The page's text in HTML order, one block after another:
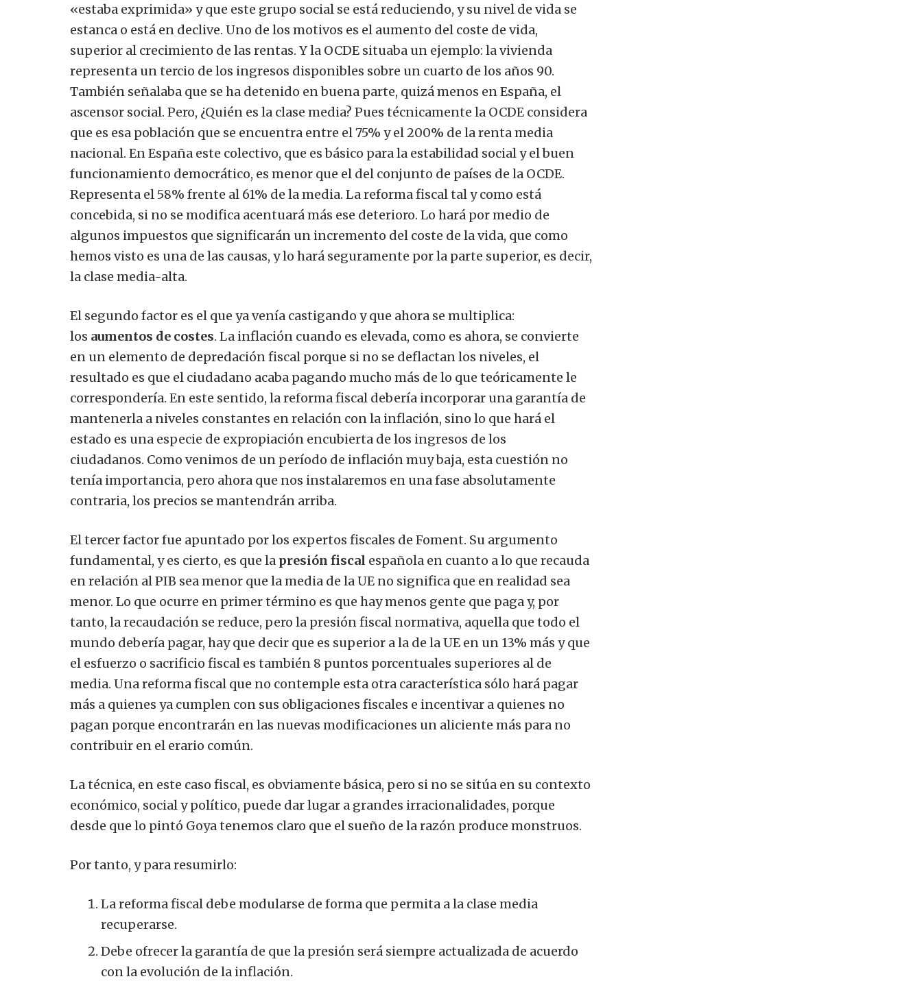
«estaba exprimida» y que este grupo social se está reduciendo, y su nivel de vida se
estanca o está en declive. Uno de los motivos es el aumento del coste de vida,
superior al crecimiento de las rentas. Y la OCDE situaba un ejemplo: la vivienda
representa un tercio de los ingresos disponibles sobre un cuarto de los años 90.
También señalaba que se ha detenido en buena parte, quizá menos en España, el
ascensor social. Pero, ¿Quién es la clase media? Pues técnicamente la OCDE considera
que es esa población que se encuentra entre el 75% y el 200% de la renta media
nacional. En España este colectivo, que es básico para la estabilidad social y el buen
funcionamiento democrático, es menor que el del conjunto de países de la OCDE.
Representa el 58% frente al 61% de la media. La reforma fiscal tal y como está
concebida, si no se modifica acentuará más ese deterioro. Lo hará por medio de
algunos impuestos que significarán un incremento del coste de la vida, que como
hemos visto es una de las causas, y lo hará seguramente por la parte superior, es decir,
la clase media-alta.
El segundo factor es el que ya venía castigando y que ahora se multiplica:
los aumentos de costes. La inflación cuando es elevada, como es ahora, se convierte
en un elemento de depredación fiscal porque si no se deflactan los niveles, el
resultado es que el ciudadano acaba pagando mucho más de lo que teóricamente le
correspondería. En este sentido, la reforma fiscal debería incorporar una garantía de
mantenerla a niveles constantes en relación con la inflación, sino lo que hará el
estado es una especie de expropiación encubierta de los ingresos de los
ciudadanos. Como venimos de un período de inflación muy baja, esta cuestión no
tenía importancia, pero ahora que nos instalaremos en una fase absolutamente
contraria, los precios se mantendrán arriba.
El tercer factor fue apuntado por los expertos fiscales de Foment. Su argumento
fundamental, y es cierto, es que la presión fiscal española en cuanto a lo que recauda
en relación al PIB sea menor que la media de la UE no significa que en realidad sea
menor. Lo que ocurre en primer término es que hay menos gente que paga y, por
tanto, la recaudación se reduce, pero la presión fiscal normativa, aquella que todo el
mundo debería pagar, hay que decir que es superior a la de la UE en un 13% más y que
el esfuerzo o sacrificio fiscal es también 8 puntos porcentuales superiores al de
media. Una reforma fiscal que no contemple esta otra característica sólo hará pagar
más a quienes ya cumplen con sus obligaciones fiscales e incentivar a quienes no
pagan porque encontrarán en las nuevas modificaciones un aliciente más para no
contribuir en el erario común.
La técnica, en este caso fiscal, es obviamente básica, pero si no se sitúa en su contexto
económico, social y político, puede dar lugar a grandes irracionalidades, porque
desde que lo pintó Goya tenemos claro que el sueño de la razón produce monstruos.
Por tanto, y para resumirlo:
La reforma fiscal debe modularse de forma que permita a la clase media
recuperarse.
Debe ofrecer la garantía de que la presión será siempre actualizada de acuerdo
con la evolución de la inflación.